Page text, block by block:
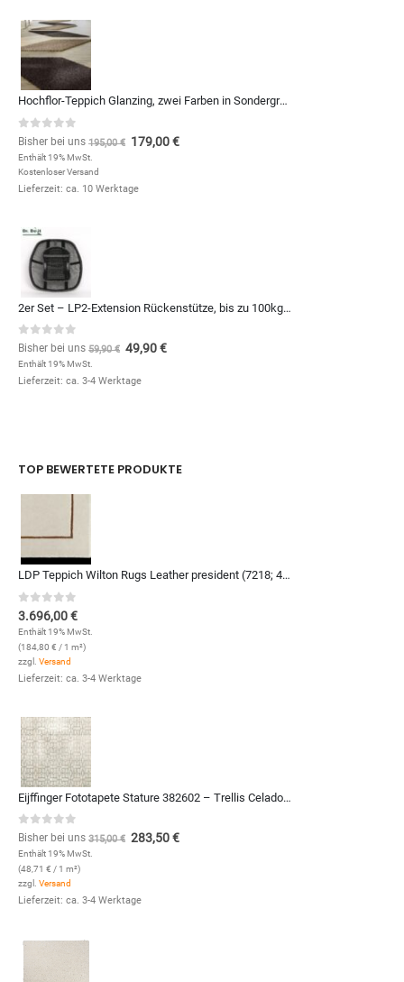
Hochflor-Teppich Glanzing, zwei Farben in Sondergrößen und Formen, zum Qm-Preis von
0 out of 5
Bisher bei uns 195,00€ 179,00€
Enthält 19% MwSt.
Kostenloser Versand
Lieferzeit: ca. 10 Werktage
2er Set – LP2-Extension Rückenstütze, bis zu 100kg – 10€ günstiger
0out of 5
Bisher bei uns 59,90€ 49,90€
Enthält 19% MwSt.
Lieferzeit: ca. 3-4 Werktage
TOP BEWERTETE PRODUKTE
LDP Teppich Wilton Rugs Leather president (7218; 400 x 500 cm)
0 out of 5
3.696,00€
Enthält 19% MwSt.
(184,80 € / 1 m²)
zzgl. Versand
Lieferzeit: ca. 3-4 Werktage
Eijffinger Fototapete Stature 382602 – Trellis Celadon (Sand)
0out of 5
Bisher bei uns 315,00€ 283,50€
Enthält 19% MwSt.
(48,71 € / 1 m²)
zzgl. Versand
Lieferzeit: ca. 3-4 Werktage